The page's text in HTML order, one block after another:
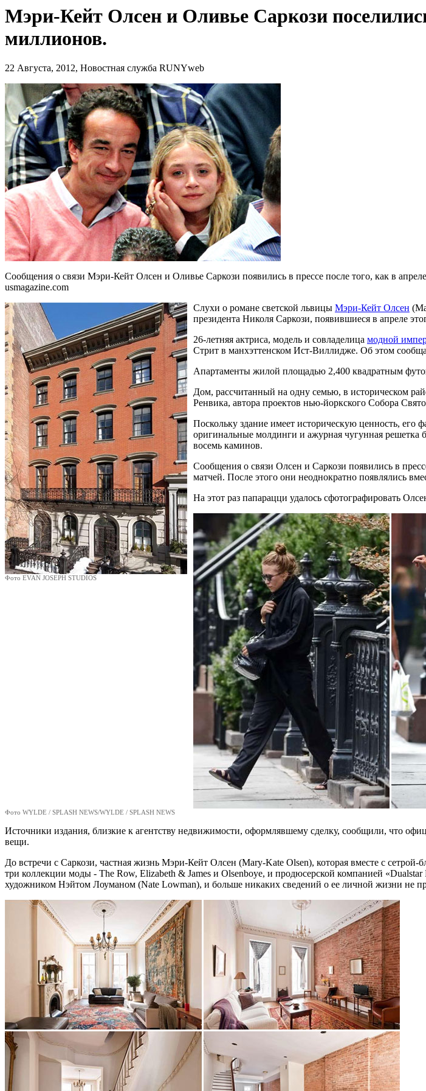
Мэри-Кейт Олсен и Оливье Саркози
миллионов.
22 Августа, 2012, Новостная служба RUNYweb
Сообщения о связи Мэри-Кейт Олсен и Оливье Саркози появились в прессе после того, как в
usmagazine.com
Фото EVAN JOSEPH STUDIOS
Слухи о романе светской львицы Мэри-Кейт Олсен
президента Николя Саркози, появившиеся в апреле
26-летняя актриса, модель и совладелица модной
Стрит в манхэттенском Ист-Виллидже. Об этом
Апартаменты жилой площадью 2,400 квадратным
Дом, рассчитанный на одну семью, в историческом
Ренвика, автора проектов нью-йоркского Собора
Поскольку здание имеет историческую ценность, его
оригинальные молдинги и ажурная чугунная решетка
восемь каминов.
Сообщения о связи Олсен и Саркози появились в
матчей. После этого они неоднократно появлялись
На этот раз папарацци удалось сфотографировать
Фото WYLDE / SPLASH NEWS/WYLDE / SPLASH NEWS
Источники издания, близкие к агентству недвижимости, оформлявшему сделку, сообщили, что
вещи.
До встречи с Саркози, частная жизнь Мэри-Кейт Олсен (Mary-Kate Olsen), которая вместе с
три коллекции моды - The Row, Elizabeth & James и Olsenboye, и продюсерской компанией
художником Нэйтом Лоуманом (Nate Lowman), и больше никаких сведений о ее личной жизни не